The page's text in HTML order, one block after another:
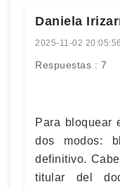
Daniela
2025-11-02 20:05:56
Respuestas : 7
Para bloquear
dos modos:
definitivo.
titular del